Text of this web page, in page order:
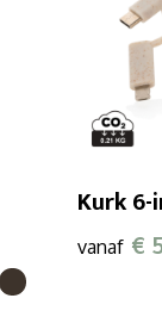
Kurk
vanaf €